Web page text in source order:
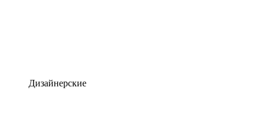
Дизайнерские